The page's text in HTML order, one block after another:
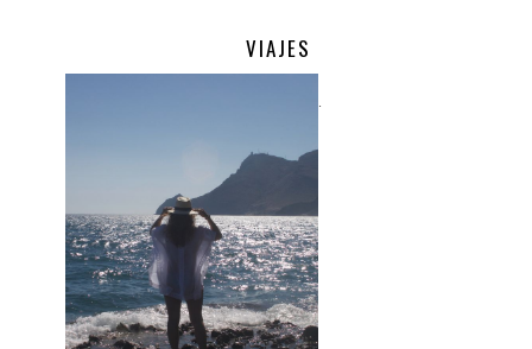
VIAJES
.